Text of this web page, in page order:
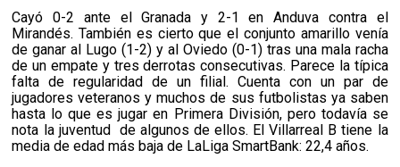
Cayó 0-2 ante el Granada y 2-1 en Anduva contra el
Mirandés. También es cierto que el conjunto amarillo venía
de ganar al Lugo (1-2) y al Oviedo (0-1) tras una mala racha
de un empate y tres derrotas consecutivas. Parece la típica
falta de regularidad de un filial. Cuenta con un par de
jugadores veteranos y muchos de sus futbolistas ya saben
hasta lo que es jugar en Primera División, pero todavía se
nota la juventud de algunos de ellos. El Villarreal B tiene la
media de edad más baja de LaLiga SmartBank: 22,4 años.